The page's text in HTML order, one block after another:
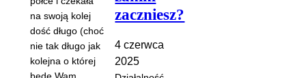
na swoją kolej
dość długo (choć
nie tak długo jak
kolejna o której
zaczniesz?
4 czerwca
2025